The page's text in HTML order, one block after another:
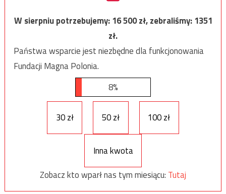
W sierpniu potrzebujemy:16 500zł, zebraliśmy:1351
zł.
Państwa wsparcie jest niezbędne dla funkcjonowania
Fundacji Magna Polonia.
8%
30 zł 50 zł 100 zł
Inna kwota
Zobacz kto wparł nas tym miesiącu: Tutaj